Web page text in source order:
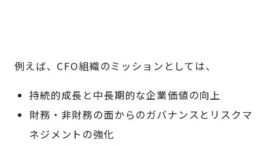
例えば、CFO組織のミッションとしては、
持続的成長と中長期的な企業価値の向上
財務・非財務の面からのガバナンスとリスクマ
ネジメントの強化